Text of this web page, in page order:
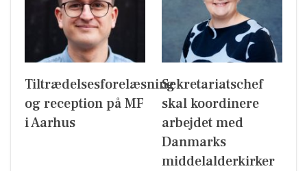
Tiltrædelsesforelæsning
og reception på MF
i Aarhus
Sekretariatschef
skal koordinere
arbejdet med
Danmarks
middelalderkirker